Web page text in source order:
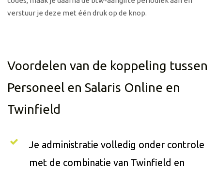
verstuur je deze met één druk op de knop.
Voordelen van de koppeling tussen
Personeel en Salaris Online en
Twinfield
Je administratie volledig onder controle
met de combinatie van Twinfield en